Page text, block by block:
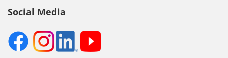
Social Media